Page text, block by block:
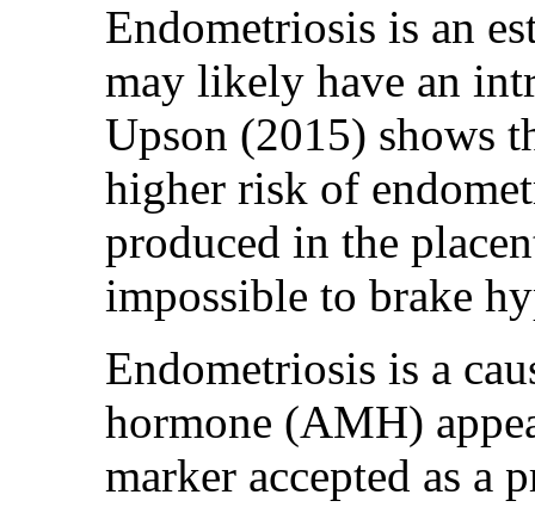
Endometriosis is an
may likely have an
Upson (2015) shows
higher risk of
produced in the
impossible to brake
Endometriosis is a
hormone (AMH)
marker accepted as a